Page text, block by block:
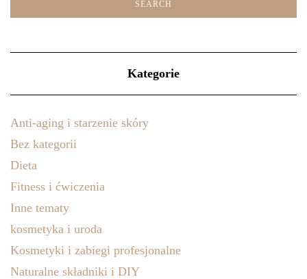
Kategorie
Anti-aging i starzenie skóry
Bez kategorii
Dieta
Fitness i ćwiczenia
Inne tematy
kosmetyka i uroda
Kosmetyki i zabiegi profesjonalne
Naturalne składniki i DIY